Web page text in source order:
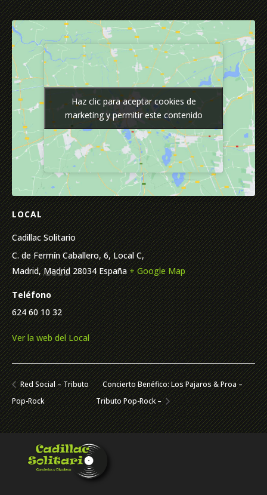
LOCAL
Cadillac Solitario
C. de Fermín Caballero, 6, Local C,
Madrid, Madrid 28034 España + Google Map
Teléfono
624 60 10 32
Ver la web del Local
Haz clic para aceptar cookies de
marketing y permitir este contenido
Haz clic para aceptar cookies de
marketing y permitir este contenido
Red Social – Tributo
Pop-Rock
Concierto Benéfico: Los Pajaros & Proa –
Tributo Pop-Rock –